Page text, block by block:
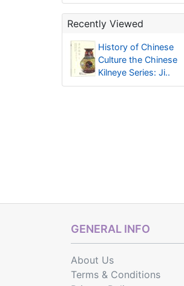
Recently Viewed
History of Chinese
Culture the Chinese
Kilneye Series: Ji..
GENERAL INFO
About Us
Terms & Conditions